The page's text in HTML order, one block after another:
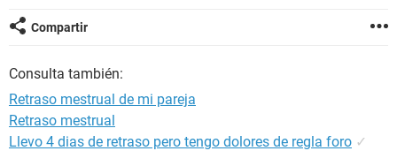
Compartir
Consulta también:
Retraso mestrual de mi pareja
Retraso mestrual
Llevo 4 dias de retraso pero tengo dolores de regla foro ✓